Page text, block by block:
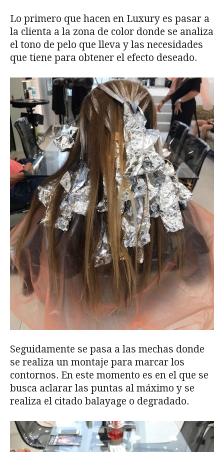
Lo primero que hacen en Luxury es pasar a
la clienta a la zona de color donde se analiza
el tono de pelo que lleva y las necesidades
que tiene para obtener el efecto deseado.
Seguidamente se pasa a las mechas donde
se realiza un montaje para marcar los
contornos. En este momento es en el que se
busca aclarar las puntas al máximo y se
realiza el citado balayage o degradado.